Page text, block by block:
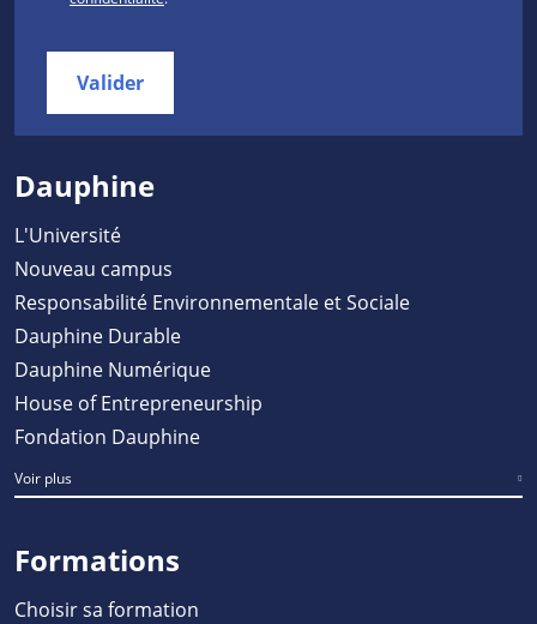
Valider
Dauphine
L'Université
Nouveau campus
Responsabilité Environnementale et Sociale
Dauphine Durable
Dauphine Numérique
House of Entrepreneurship
Fondation Dauphine
Voir plus
Formations
Choisir sa formation